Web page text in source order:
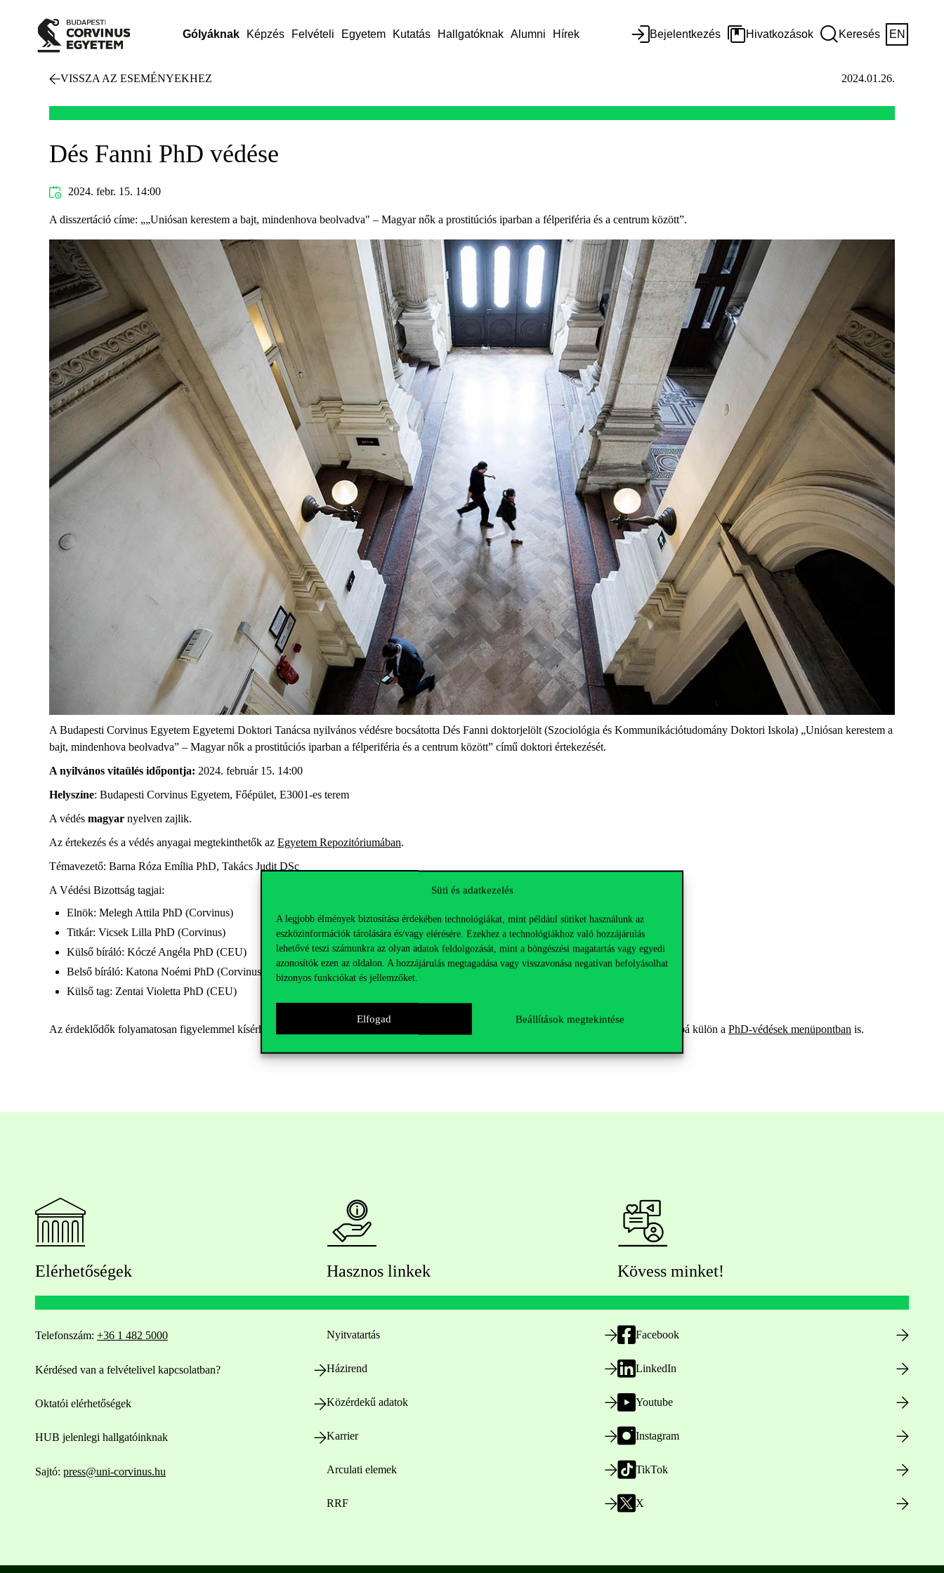
Süti és adatkezelés
A legjobb élmények biztosítása érdekében technológiákat, mint például sütiket használunk az
eszközinformációk tárolására és/vagy elérésére. Ezekhez a technológiákhoz való hozzájárulás
lehetővé teszi számunkra az olyan adatok feldolgozását, mint a böngészési magatartás vagy egyedi
azonosítók ezen az oldalon. A hozzájárulás megtagadása vagy visszavonása negatívan befolyásolhat
bizonyos funkciókat és jellemzőket.
Elfogad Beállítások megtekintése
Gólyáknak Képzés Felvételi Egyetem Kutatás Hallgatóknak Alumni Hírek Bejelentkezés Hivatkozások Keresés EN
VISSZA AZ ESEMÉNYEKHEZ 2024.01.26.
Dés Fanni PhD védése
2024. febr. 15. 14:00
A disszertáció címe: „„Uniósan kerestem a bajt, mindenhova beolvadva" – Magyar nők a prostitúciós iparban a félperiféria és a centrum között”.
A Budapesti Corvinus Egyetem Egyetemi Doktori Tanácsa nyilvános védésre bocsátotta Dés Fanni doktorjelölt (Szociológia és Kommunikációtudomány Doktori Iskola) „Uniósan kerestem a
bajt, mindenhova beolvadva” – Magyar nők a prostitúciós iparban a félperiféria és a centrum között” című doktori értekezését.
A nyilvános vitaülés időpontja: 2024. február 15. 14:00
Helyszíne: Budapesti Corvinus Egyetem, Főépület, E3001-es terem
A védés magyar nyelven zajlik.
Az értekezés és a védés anyagai megtekinthetők az Egyetem Repozitóriumában.
Témavezető: Barna Róza Emília PhD, Takács Judit DSc
A Védési Bizottság tagjai:
Elnök: Melegh Attila PhD (Corvinus)
Titkár: Vicsek Lilla PhD (Corvinus)
Külső bíráló: Kóczé Angéla PhD (CEU)
Belső bíráló: Katona Noémi PhD (Corvinus)
Külső tag: Zentai Violetta PhD (CEU)
Az érdeklődők folyamatosan figyelemmel kísérhetik a várható és a lezajlott védéseket az Egyetem honlapján a Hírek-Események között, továbbá külön a PhD-védések menüpontban is.
Elérhetőségek
Telefonszám: +36 1 482 5000
Kérdésed van a felvételivel kapcsolatban?
Oktatói elérhetőségek
HUB jelenlegi hallgatóinknak
Sajtó: press@uni-corvinus.hu
Hasznos linkek
Nyitvatartás
Házirend
Közérdekű adatok
Karrier
Arculati elemek
RRF
Kövess minket!
Facebook
LinkedIn
Youtube
Instagram
TikTok
X